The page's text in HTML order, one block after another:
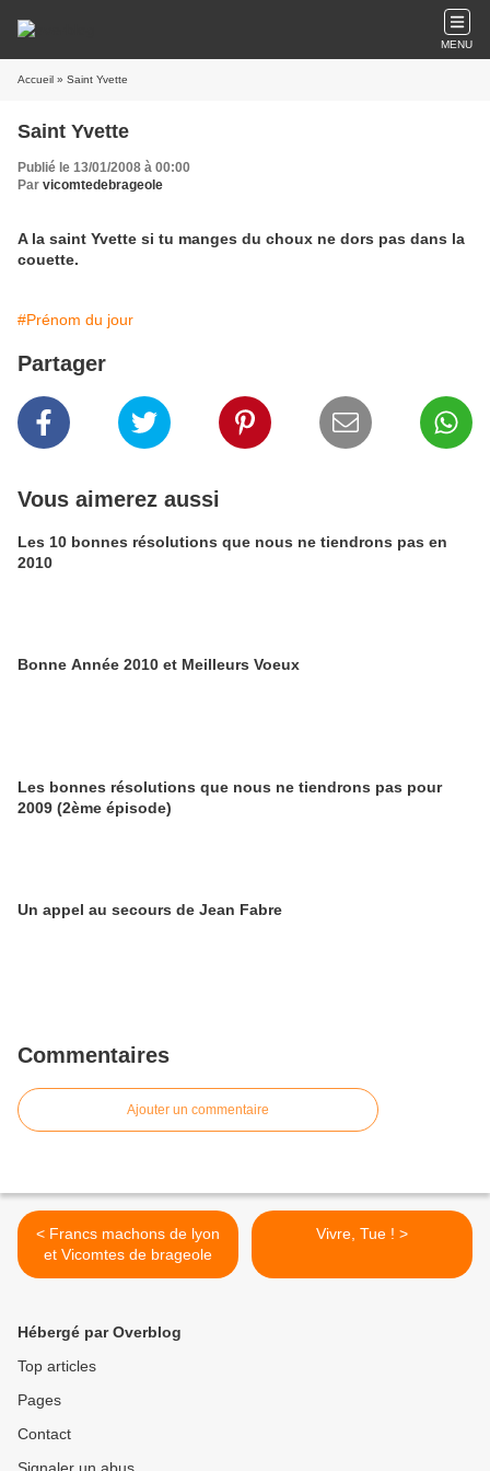
MENU
Accueil » Saint Yvette
Saint Yvette
Publié le 13/01/2008 à 00:00
Par vicomtedebrageole
A la saint Yvette si tu manges du choux ne dors pas dans la
couette.
#Prénom du jour
Partager
Vous aimerez aussi
Les 10 bonnes résolutions que nous ne tiendrons pas en
2010
Bonne Année 2010 et Meilleurs Voeux
Les bonnes résolutions que nous ne tiendrons pas pour
2009 (2ème épisode)
Un appel au secours de Jean Fabre
Commentaires
Ajouter un commentaire
< Francs machons de lyon
et Vicomtes de brageole
Vivre, Tue ! >
Hébergé par Overblog
Top articles
Pages
Contact